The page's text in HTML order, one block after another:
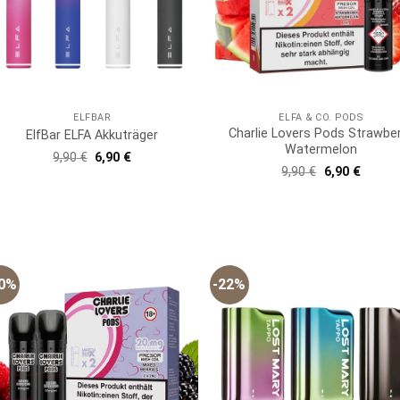
ELFBAR
ElfBar ELFA Akkuträger
9,90€ Ursprünglicher
Preis
6,90 €Aktueller
ELFA & CO. PODS
Charlie Lovers Pods
Watermelon
9,90€ Ursprünglicher
Preis
6,90 €
-22%